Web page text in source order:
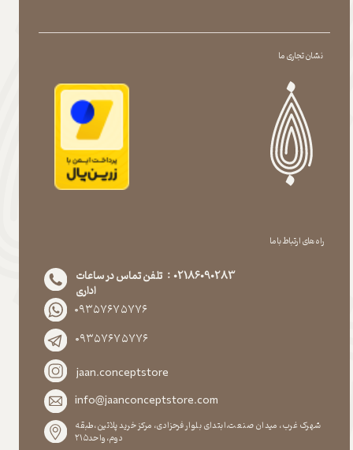
نشان تجاری ما
راه های ارتباط با ما
02186090283 : تلفن تماس در ساعات
اداری
۰۹۳۵۷۶۷۵۷۷۶
۰۹۳۵۷۶۷۵۷۷۶
jaan.conceptstore
info@jaanconceptstore.com
شهرک غرب، میدان صنعت،ابتدای بلوار فرحزادی، مرکز خرید پلاتین،طبقه
دوم،واحد۲۱۵